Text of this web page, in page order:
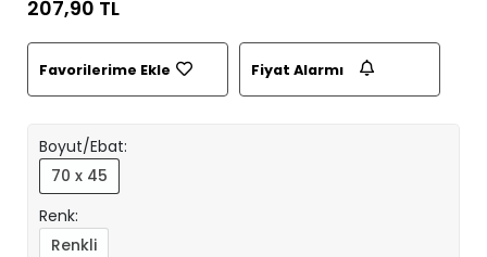
207,90 TL
Favorilerime Ekle Fiyat Alarmı
Boyut/Ebat:
70 x 45
Renk:
Renkli